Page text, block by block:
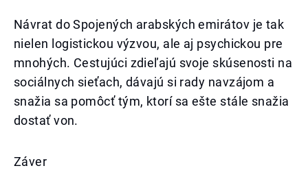
Návrat do Spojených arabských emirátov je tak
nielen logistickou výzvou, ale aj psychickou pre
mnohých. Cestujúci zdieľajú svoje skúsenosti na
sociálnych sieťach, dávajú si rady navzájom a
snažia sa pomôcť tým, ktorí sa ešte stále snažia
dostať von.
Záver